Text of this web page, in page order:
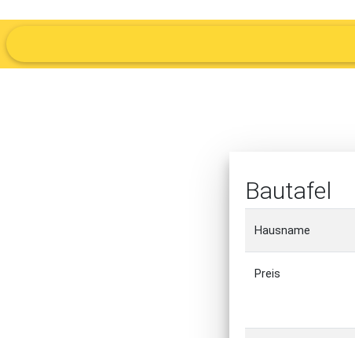
Bautafel
Hausname
Preis